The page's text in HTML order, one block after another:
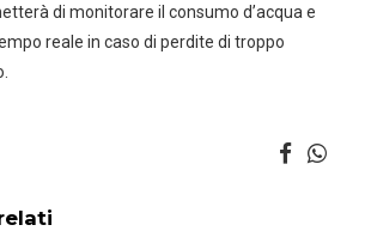
di monitorare il consumo d’acqua e
reale in caso di perdite di troppo